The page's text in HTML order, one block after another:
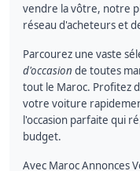
vendre la vôtre, notre
réseau d'acheteurs et
Parcourez une vaste
d'occasion de toutes
tout le Maroc. Profitez
votre voiture
l'occasion parfaite qui
budget.
Avec Maroc Annonces